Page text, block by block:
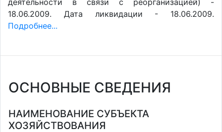
деятельности в связи с реорганизацией) -
18.06.2009. Дата ликвидации - 18.06.2009.
Подробнее...
ОСНОВНЫЕ СВЕДЕНИЯ
НАИМЕНОВАНИЕ СУБЪЕКТА
ХОЗЯЙСТВОВАНИЯ